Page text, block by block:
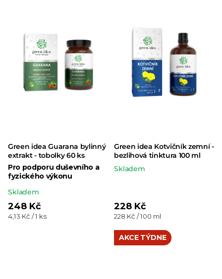
Green idea Guarana bylinný
extrakt - tobolky 60 ks
Pro podporu duševního a
fyzického výkonu
Průměrné
hodnocení
produktu
Skladem
248 Kč
Měrná
4,13 Kč / 1 ks
Green idea Kotvičník zemní -
bezlihová tinktura 100 ml
Skladem
228 Kč
Měrná
228 Kč / 100 ml
AKCE TÝDNE